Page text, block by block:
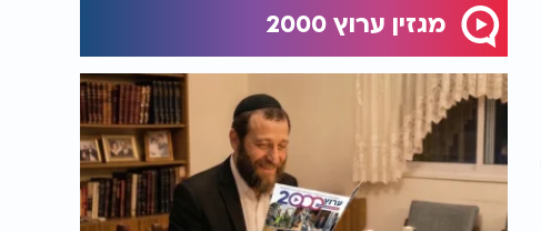
מגזין ערוץ 2000